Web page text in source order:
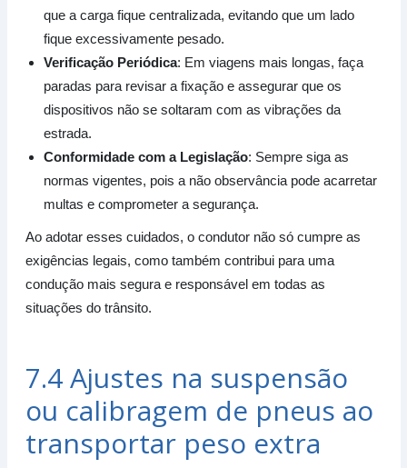
que a carga fique centralizada, evitando que um lado
fique excessivamente pesado.
Verificação Periódica: Em viagens mais longas, faça
paradas para revisar a fixação e assegurar que os
dispositivos não se soltaram com as vibrações da
estrada.
Conformidade com a Legislação: Sempre siga as
normas vigentes, pois a não observância pode acarretar
multas e comprometer a segurança.
Ao adotar esses cuidados, o condutor não só cumpre as
exigências legais, como também contribui para uma
condução mais segura e responsável em todas as
situações do trânsito.
7.4 Ajustes na suspensão
ou calibragem de pneus ao
transportar peso extra